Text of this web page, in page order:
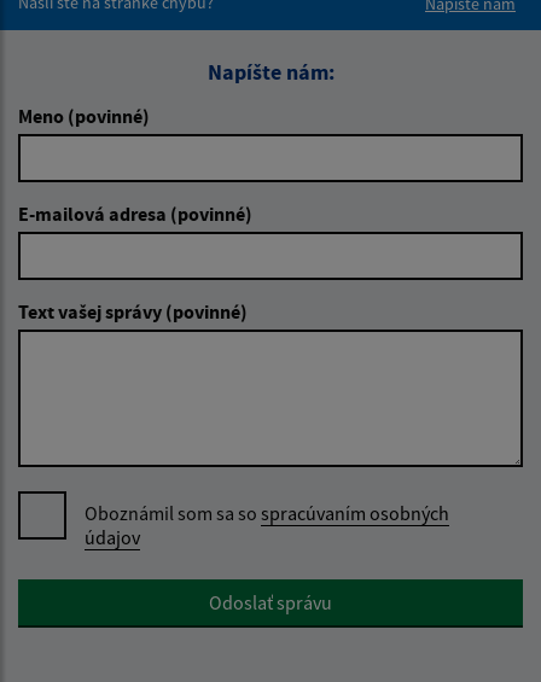
Napíšte nám:
Meno (povinné)
E-mailová adresa (povinné)
Text vašej správy (povinné)
Oboznámil som sa so spracúvaním osobných
údajov
Google reCaptcha ResponseOdoslať správu